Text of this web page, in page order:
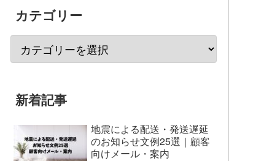
カテゴリー
新着記事
地震による配送・発送遅延
のお知らせ文例25選｜顧客
向けメール・案内